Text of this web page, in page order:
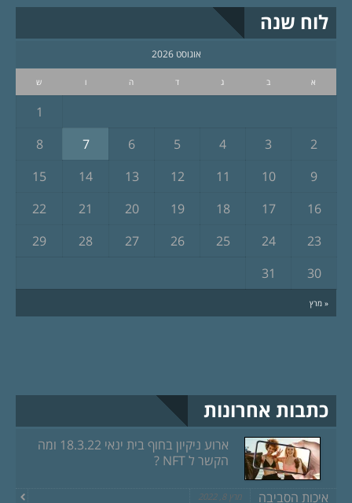
לוח שנה
אוגוסט 2026
א ב ג ד ה ו ש
« מרץ
1
2
3
4
5
6
7
8
9
10
11
12
13
14
15
16
17
18
19
20
21
22
23
24
25
26
27
28
29
30
31
כתבות אחרונות
ארוע ניקיון בחוף בית ינאי 18.3.22 ומה
הקשר ל NFT ?
איכות הסביבה מרץ 8, 2022